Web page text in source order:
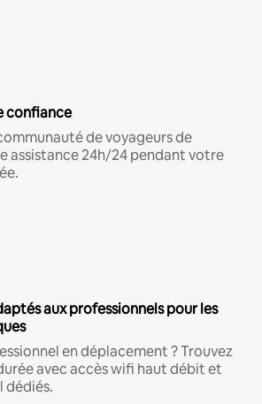
confiance
de voyageurs de
assistance 24h/24 pendant votre
aux professionnels pour les
en déplacement ? Trouvez
avec accès wifi haut débit et
dédiés.